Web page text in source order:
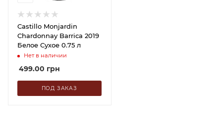
Castillo Monjardin
Chardonnay Barrica 2019
Белое Сухое 0.75 л
Нет в наличии
499.00 грн
ПОД ЗАКАЗ